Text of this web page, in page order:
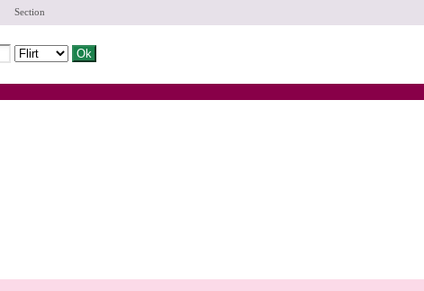
Section